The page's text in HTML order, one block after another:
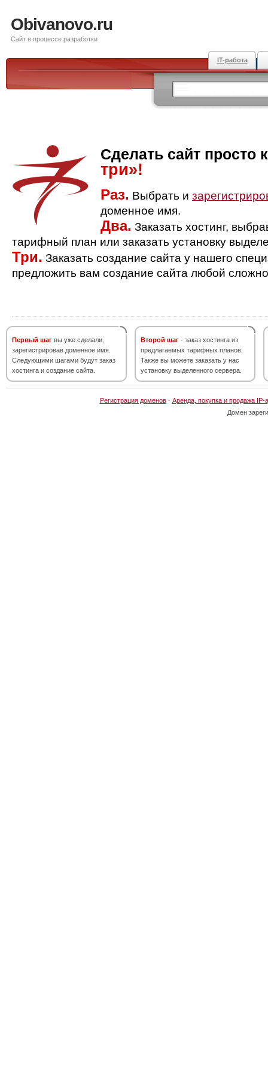
Obivanovo.ru
Сайт в процессе разработки
IT-работа
Сделать сайт просто
три»!
Раз. Выбрать и
доменное имя.
Два. Заказать хостинг,
тарифный план или заказать установку
Три. Заказать создание сайта у нашего
предложить вам создание сайта любой
Первый шаг вы уже сделали,
зарегистрировав доменное имя.
Следующими шагами будут заказ
хостинга и создание сайта.
Второй шаг - заказ хостинга из
предлагаемых тарифных планов.
Также вы можете заказать у нас
установку выделенного сервера.
Регистрация доменов· Аренда, покупка и продажа IP-
Домен